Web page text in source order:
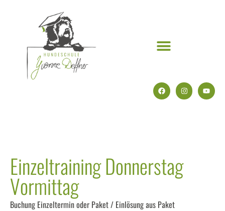
Einzeltraining Donnerstag
Vormittag
Buchung Einzeltermin oder Paket / Einlösung aus Paket